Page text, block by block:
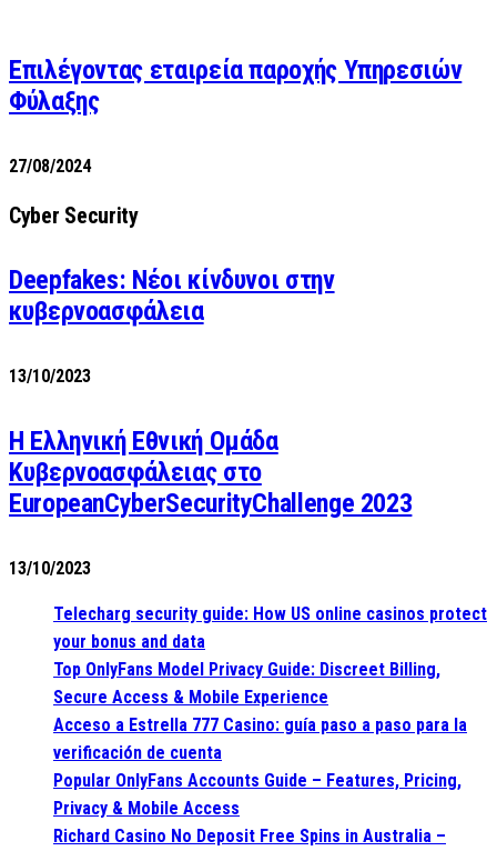
Επιλέγοντας εταιρεία παροχής Υπηρεσιών
Φύλαξης
27/08/2024
Cyber Security
Deepfakes: Νέοι κίνδυνοι στην
κυβερνοασφάλεια
13/10/2023
Η Ελληνική Εθνική Ομάδα
Κυβερνοασφάλειας στο
EuropeanCyberSecurityChallenge 2023
13/10/2023
Telecharg security guide: How US online casinos protect
your bonus and data
Top OnlyFans Model Privacy Guide: Discreet Billing,
Secure Access & Mobile Experience
Acceso a Estrella 777 Casino: guía paso a paso para la
verificación de cuenta
Popular OnlyFans Accounts Guide – Features, Pricing,
Privacy & Mobile Access
Richard Casino No Deposit Free Spins in Australia –